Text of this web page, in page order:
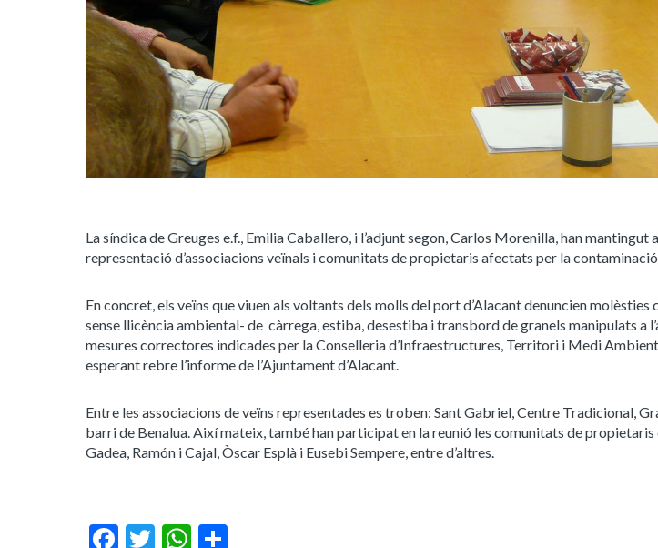
La síndica de Greuges e.f., Emilia Caballero, i l’adjunt segon, Carlos Morenilla, han mantingut
representació d’associacions veïnals i comunitats de propietaris afectats per la
En concret, els veïns que viuen als voltants dels molls del port d’Alacant denuncien molèsties
sense llicència ambiental- de càrrega, estiba, desestiba i transbord de granels manipulats a
mesures correctores indicades per la Conselleria d’Infraestructures, Territori i Medi
esperant rebre l’informe de l’Ajuntament d’Alacant.
Entre les associacions de veïns representades es troben: Sant Gabriel, Centre Tradicional,
barri de Benalua. Així mateix, també han participat en la reunió les comunitats de propietaris
Gadea, Ramón i Cajal, Òscar Esplà i Eusebi Sempere, entre d’altres.
Facebook
Twitter WhatsApp